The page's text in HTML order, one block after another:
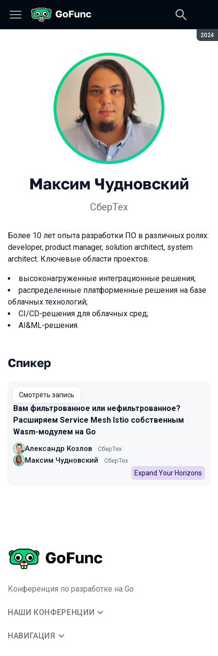
2024
Максим Чудновский
СберТех
Более 10 лет опыта разработки ПО в различных ролях:
developer, product manager, solution architect, system
architect. Ключевые области проектов:
высоконагруженные интеграционные решения;
распределенные платформенные решения на базе
облачных технологий;
CI/CD-решения для облачных сред;
AI&ML-решения.
Выступления в сезоне 2024
Спикер
Смотреть запись
Вам фильтрованное или нефильтрованное?
Расширяем Service Mesh Istio собственным
Wasm-модулем на Go
Александр Козлов СберТех
Максим Чудновский СберТех
Expand Your Horizons
Конференция по разработке на Go
НАШИ КОНФЕРЕНЦИИ
НАВИГАЦИЯ